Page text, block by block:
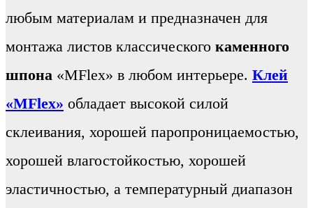
любым материалам и предназначен для
монтажа листов классического каменного
шпона «MFlex» в любом интерьере. Клей
«MFlex» обладает высокой силой
склеивания, хорошей паропроницаемостью,
хорошей влагостойкостью, хорошей
эластичностью, а температурный диапазон